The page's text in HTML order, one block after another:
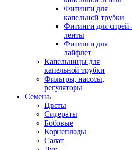
Фитинги для
капельной трубки
Фитинги для спрей-
ленты
Фитинги для
лайфлет
Капельницы для
капельной трубки
Фильтры, насосы,
регуляторы
Семена
Цветы
Сидераты
Бобовые
Корнеплоды
Салат